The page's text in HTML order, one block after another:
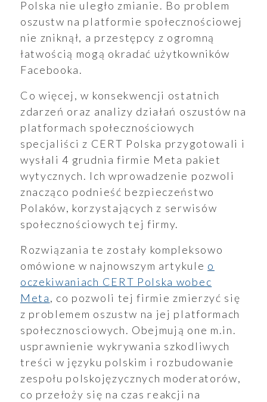
Wyszukiwarka
Polska nie uległo zmianie. Bo problem
oszustw na platformie społecznościowej
nie zniknął, a przestępcy z ogromną
łatwością mogą okradać użytkowników
Facebooka.
Co więcej, w konsekwencji ostatnich
zdarzeń oraz analizy działań oszustów na
platformach społecznościowych
specjaliści z CERT Polska przygotowali i
wysłali 4 grudnia firmie Meta pakiet
wytycznych. Ich wprowadzenie pozwoli
znacząco podnieść bezpieczeństwo
Polaków, korzystających z serwisów
społecznościowych tej firmy.
Rozwiązania te zostały kompleksowo
omówione w najnowszym artykule o
oczekiwaniach CERT Polska wobec
Meta, co pozwoli tej firmie zmierzyć się
z problemem oszustw na jej platformach
społecznosciowych. Obejmują one m.in.
usprawnienie wykrywania szkodliwych
treści w języku polskim i rozbudowanie
zespołu polskojęzycznych moderatorów,
co przełoży się na czas reakcji na